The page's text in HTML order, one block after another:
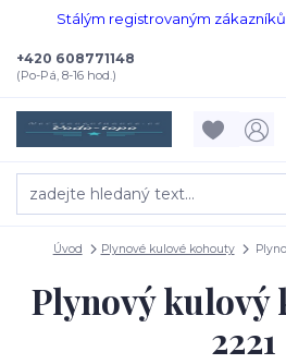
Stálým registrovaným
+420 608771148
(Po-Pá, 8-16 hod.)
Úvod Plynové kulové kohouty
Plynový kulový
2221